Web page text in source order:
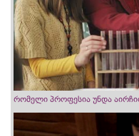
რომელი პროფესია უნდა